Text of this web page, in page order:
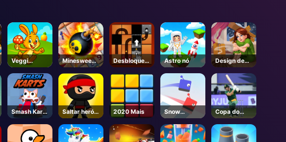
Veggi
Coelho
Minesweepe
r Clássico
Desbloquear
a bola
Astro nó
Design de
fusão
Smash Karts
Unblocked
Saltar herói
Ninja
2020 Mais
Snow
Racing.io
(em inglês)
Copa do
Mundo Icc
T20